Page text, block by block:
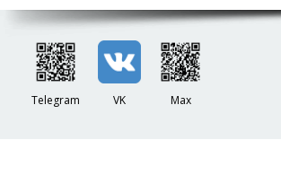
Telegram VK Max